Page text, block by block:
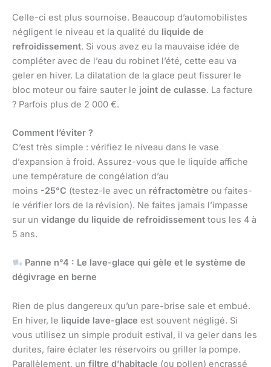
Celle-ci est plus sournoise. Beaucoup d’automobilistes
négligent le niveau et la qualité du liquide de
refroidissement. Si vous avez eu la mauvaise idée de
compléter avec de l’eau du robinet l’été, cette eau va
geler en hiver. La dilatation de la glace peut fissurer le
bloc moteur ou faire sauter le joint de culasse. La facture
? Parfois plus de 2 000 €.
Comment l’éviter ?
C’est très simple : vérifiez le niveau dans le vase
d’expansion à froid. Assurez-vous que le liquide affiche
une température de congélation d’au
moins -25°C (testez-le avec un réfractomètre ou faites-
le vérifier lors de la révision). Ne faites jamais l’impasse
sur un vidange du liquide de refroidissement tous les 4 à
5 ans.
Panne n°4 : Le lave-glace qui gèle et le système de
dégivrage en berne
Rien de plus dangereux qu’un pare-brise sale et embué.
En hiver, le liquide lave-glace est souvent négligé. Si
vous utilisez un simple produit estival, il va geler dans les
durites, faire éclater les réservoirs ou griller la pompe.
Parallèlement, un filtre d’habitacle (ou pollen) encrassé